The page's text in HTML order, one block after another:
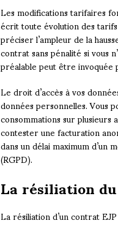
Les modifications tarifaires
écrit toute évolution des
préciser l’ampleur de la
contrat sans pénalité si vous
préalable peut être
Le droit d’accès à vos
données personnelles. Vous
consommations sur
contester une facturation
dans un délai maximum
(RGPD).
La résiliation
La résiliation d’un contrat